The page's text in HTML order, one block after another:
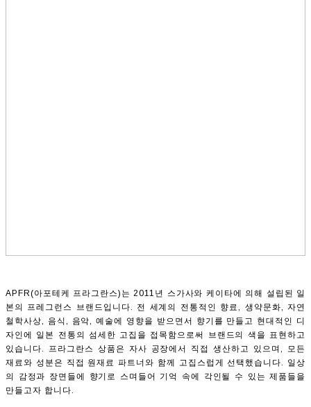
APFR(아포테케 프라그란스)는 2011년 스가사와 케이타에 의해 설립된 일
본의 프레그런스 브랜드입니다. 전 세계의 전통적인 향료, 생약문화, 자연
철학사상, 음식, 음악, 예술에 영향을 받으면서 향기를 만들고 현대적인 디
자인에 일본 전통의 섬세한 고집을 접목함으로써 브랜드의 색을 표현하고
있습니다. 프라그란스 상품은 자사 공장에서 직접 생산하고 있으며, 모든
재료와 성분은 직접 원재료 파트너와 함께 고집스럽게 선택했습니다. 일상
의 감정과 장면들에 향기로 스며들어 기억 속에 각인될 수 있는 제품들을
만들고자 합니다.